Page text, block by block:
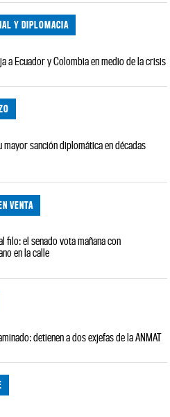
Y DIPLOMACIA
a Ecuador y Colombia en medio de la crisis
mayor sanción diplomática en décadas
VENTA
filo: el senado vota mañana con
en la calle
detienen a dos exjefas de la ANMAT